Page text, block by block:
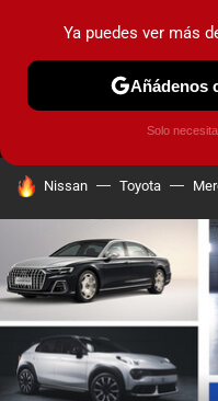
MENÚ
INDUSTRIA
HOY SE HABLA DE
Nissan Toyota
Ya puedes ver más
Añádenos
Solo